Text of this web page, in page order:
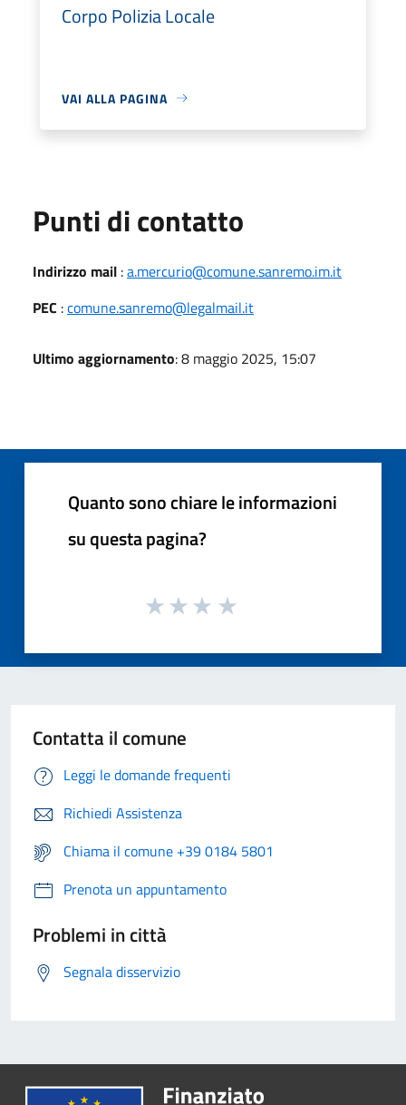
Corpo Polizia Locale
VAI ALLA PAGINA
Punti di contatto
Indirizzo mail :a.mercurio@comune.sanremo.im.it
PEC :comune.sanremo@legalmail.it
Ultimo aggiornamento: 8 maggio 2025, 15:07
Quanto sono chiare le informazioni
su questa pagina?
Contatta il comune
Leggi le domande frequenti
Richiedi Assistenza
Chiama il comune +39 0184 5801
Prenota un appuntamento
Problemi in città
Segnala disservizio